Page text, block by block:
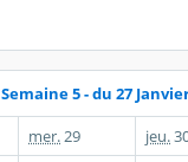
Semaine 5 - du 27
mer. 29 jeu.